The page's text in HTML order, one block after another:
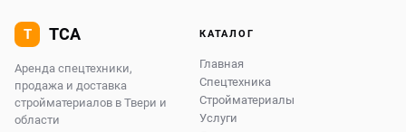
Аренда спецтехники,
продажа и доставка
стройматериалов в Твери и
области
КАТАЛОГ
Главная
Спецтехника
Стройматериалы
Услуги